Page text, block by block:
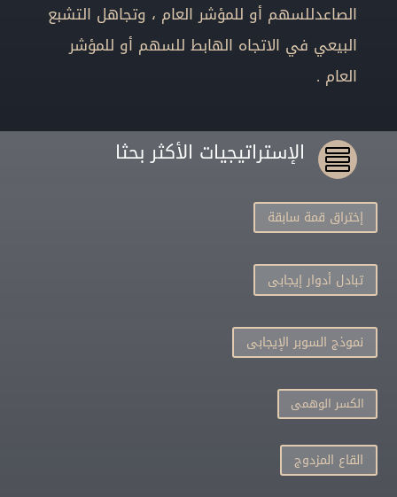
الصاعدللسهم أو للمؤشر العام ، وتجاهل التشبع
البيعي في الاتجاه الهابط للسهم أو للمؤشر
العام .
 الإستراتيجيات الأكثر بحثا
إختراق قمة سابقة
تبادل أدوار إيجابى
نموذج السوبر الإيجابى
الكسر الوهمى
القاع المزدوج